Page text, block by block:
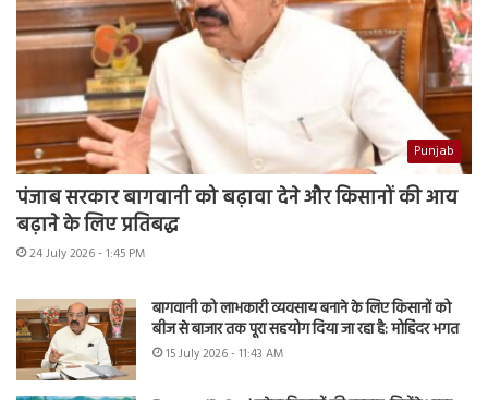
Punjab
पंजाब सरकार बागवानी को बढ़ावा देने और किसानों की आय
बढ़ाने के लिए प्रतिबद्ध
24 July 2026 - 1:45 PM
बागवानी को लाभकारी व्यवसाय बनाने के लिए किसानों को
बीज से बाजार तक पूरा सहयोग दिया जा रहा है: मोहिंदर भगत
15 July 2026 - 11:43 AM